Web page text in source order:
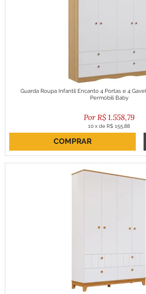
Guarda Roupa Infantil Encanto 4 Portas e 4
Permóbili Baby
R$ 1.558,79
10 x de R$ 155,88
ou R$ 1.402,91 no boleto
COMPRAR